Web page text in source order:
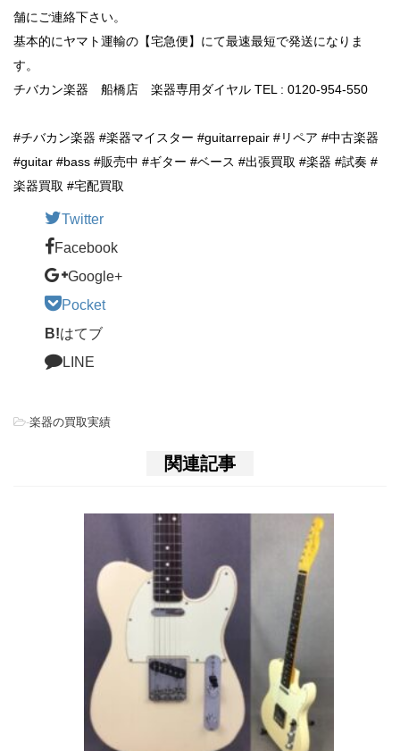
舗にご連絡下さい。
基本的にヤマト運輸の【宅急便】にて最速最短で発送になりま
す。
チバカン楽器 船橋店 楽器専用ダイヤル TEL : 0120-954-550
#チバカン楽器 #楽器マイスター #guitarrepair #リペア #中古楽器
#guitar #bass #販売中 #ギター #ベース #出張買取 #楽器 #試奏 #
楽器買取 #宅配買取
Twitter
Facebook
Google+
Pocket
B!はてブ
LINE
-楽器の買取実績
関連記事